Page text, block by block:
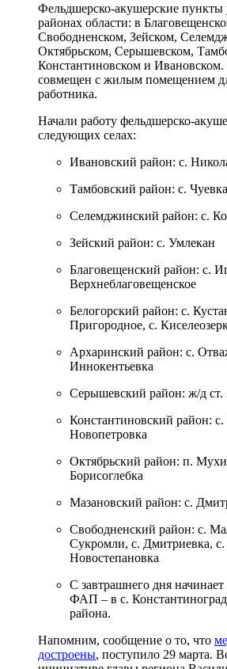
Фельдшерско-акушерские пункты
районах области: в
Свободненском, Зейском,
Октябрьском, Серышевском,
Константиновском и
совмещен с жилым помещением
работника.
Начали работу фельдшерско-
следующих селах:
Ивановский район: с.
Тамбовский район: с. Чуевка
Селемджинский район: с.
Зейский район: с. Умлекан
Благовещенский район: с.
Верхнеблаговещенское
Белогорский район: с.
Пригородное, с.
Архаринский район: с.
Иннокентьевка
Серышевский район: ж/д ст.
Константиновский район:
Новопетровка
Октябрьский район: п.
Борисоглебка
Мазановский район: с.
Свободненский район: с.
Сукромли, с. Дмитриевка, с.
Новостепановка
С завтрашнего дня
ФАП – в с.
района.
Напомним, сообщение о то, что
достроены, поступило 29 марта.